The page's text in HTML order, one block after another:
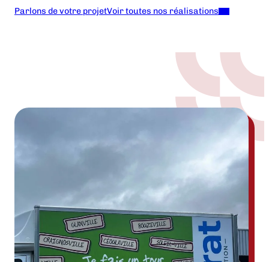
Parlons de votre projetVoir toutes nos réalisations